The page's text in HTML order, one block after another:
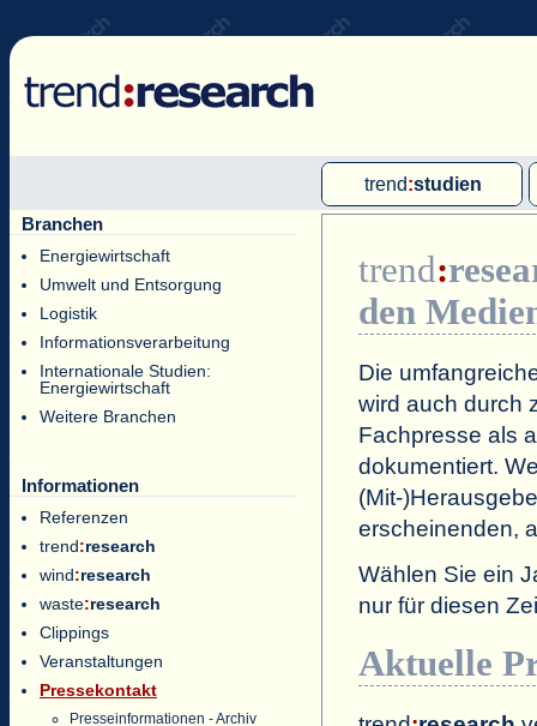
trend:studien
Single-Client-Studien
Internationale Markt Reports
Branchen
Energiewirtschaft
Umwelt und Entsorgung
Logistik
Informationsverarbeitung
Internationale Studien:
Energiewirtschaft
Weitere Branchen
Informationen
Referenzen
trend:research
wind:research
waste:research
Clippings
Veranstaltungen
Pressekontakt
Presseinformationen - Archiv
trend:
den
Die
wird auch durch
Fachpresse als
dokumentiert.
(Mit-
erscheinenden,
Wählen Sie ein
nur für diesen
Aktuelle